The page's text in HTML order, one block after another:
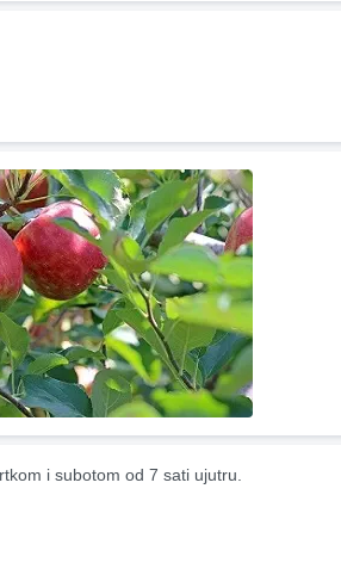
i subotom od 7 sati ujutru.